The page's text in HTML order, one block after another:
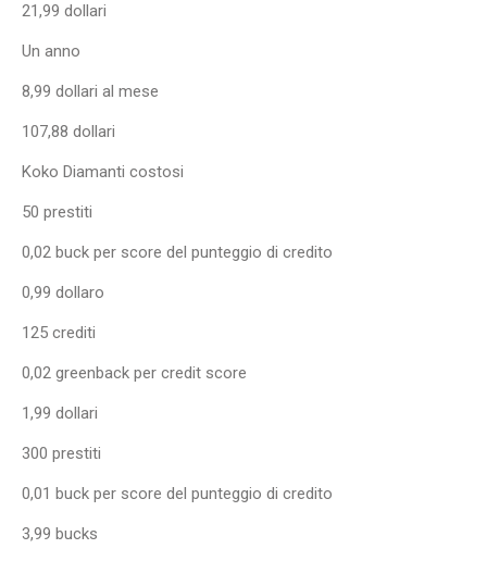
21,99 dollari
Un anno
8,99 dollari al mese
107,88 dollari
Koko Diamanti costosi
50 prestiti
0,02 buck per score del punteggio di credito
0,99 dollaro
125 crediti
0,02 greenback per credit score
1,99 dollari
300 prestiti
0,01 buck per score del punteggio di credito
3,99 bucks